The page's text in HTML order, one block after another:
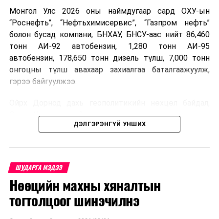
Монгол Улс 2026 оны наймдугаар сард ОХУ-ын
“Роснефть”, “Нефтьхимисервис”, “Газпром нефть”
болон бусад компани, БНХАУ, БНСУ-аас нийт 86,460
тонн АИ-92 автобензин, 1,280 тонн АИ-95
автобензин, 178,650 тонн дизель түлш, 7,000 тонн
онгоцны түлш авахаар захиалгаа баталгаажуулж,
гэрээ байгуулжээ.
Орос, Украины дайнаас шалтгаалсан газрын тосны
үнийн өсөлт дэлхийн зах зээлд буураагүй байна.
дахин өсөж, ОХУ болон бусад эх үүсвэрээс худалдан
авах шатахууны үнэ 1,200-2,000 ам.долларт хүрчээ.
Иймд дотоодын зах зээл дэх үнийн өсөлтийг
сааруулахын тулд гаалийн болон онцгой албан
татварыг тэглэх шаардлага үүссэнийг салбарын сайд
ДЭЛГЭРЭНГҮЙ УНШИХ
ШУДАРГА МЭДЭЭ
Нөөцийн махны хяналтын
тогтолцоог шинэчилнэ